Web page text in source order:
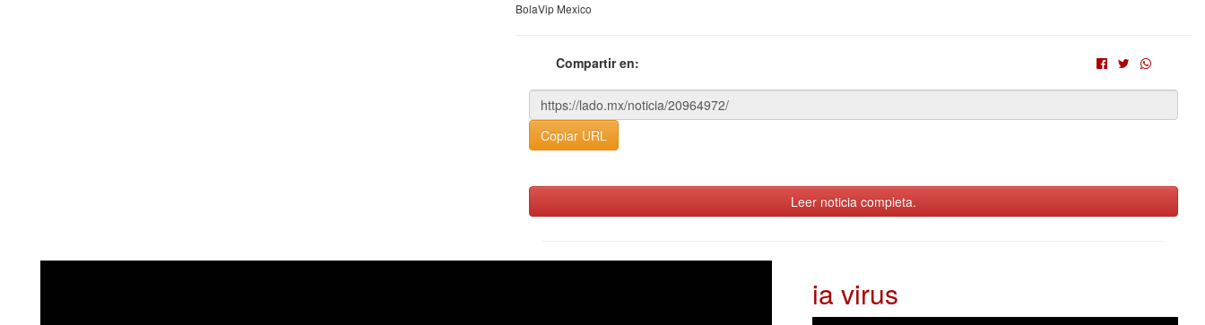
BolaVip Mexico
Compartir en:
Copiar URL
Leer noticia completa.
ia virus